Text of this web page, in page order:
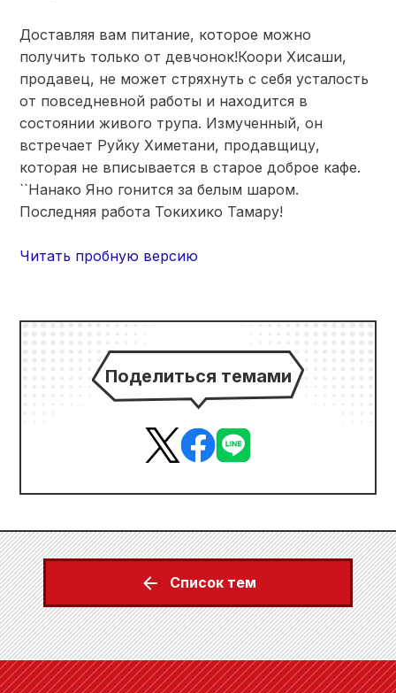
Доставляя вам питание, которое можно
получить только от девчонок!Коори Хисаши,
продавец, не может стряхнуть с себя усталость
от повседневной работы и находится в
состоянии живого трупа. Измученный, он
встречает Руйку Химетани, продавщицу,
которая не вписывается в старое доброе кафе.
``Нанако Яно гонится за белым шаром.
Последняя работа Токихико Тамару!
Читать пробную версию
Поделиться темами
Список тем